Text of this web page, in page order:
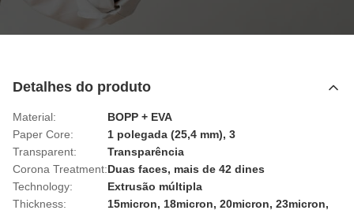
Detalhes do produto
Material:
BOPP + EVA
Paper Core:
1 polegada (25,4 mm), 3
Transparent:
Transparência
Corona Treatment:Duas faces, mais de 42 dines
Technology:
Extrusão múltipla
Thickness:
15micron, 18micron, 20micron, 23micron,